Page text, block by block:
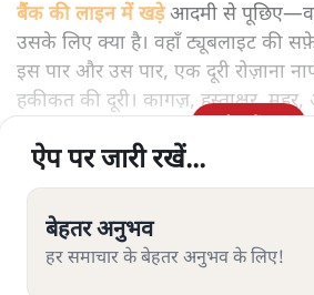
बैंक की लाइन में खड़ेआदमी से पूछिए—वह
उसके लिए क्या है। वहाँ ट्यूबलाइट की
इस पार और उस पार, एक दूरी रोज़ाना
हकीकत की दूरी। कागज़, हस्ताक्षर, मुहर,
ऐप पर जारी रखें...
बेहतर अनुभव
हर समाचार के बेहतर अनुभव के लिए!
ऐप पर जारी रखें...
बेहतर अनुभव
हर समाचार के बेहतर अनुभव के लिए!
ऐप पर जारी रखें...
बेहतर अनुभव
हर समाचार के बेहतर अनुभव के लिए!
ऐप पर जारी रखें...
बेहतर अनुभव
हर समाचार के बेहतर अनुभव के लिए!
ऐप पर जारी रखें...
बेहतर अनुभव
हर समाचार के बेहतर अनुभव के लिए!
ऐप पर जारी रखें...
बेहतर अनुभव
हर समाचार के बेहतर अनुभव के लिए!
ऐप पर जारी रखें...
बेहतर अनुभव
हर समाचार के बेहतर अनुभव के लिए!